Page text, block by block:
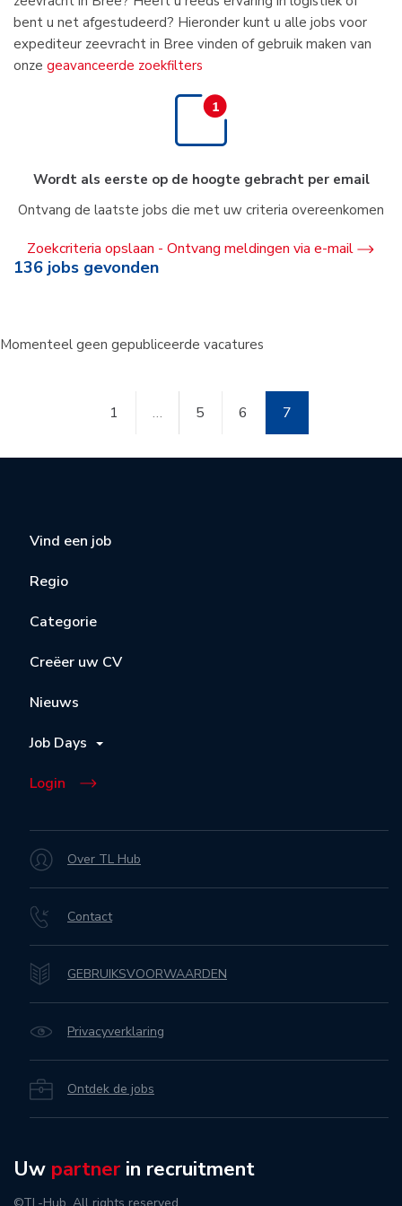
bent u net afgestudeerd? Hieronder kunt u alle jobs voor
expediteur zeevracht in Bree vinden of gebruik maken van
onze geavanceerde zoekfilters
Wordt als eerste op de hoogte gebracht per email
Ontvang de laatste jobs die met uw criteria overeenkomen
Zoekcriteria opslaan - Ontvang meldingen via e-mail
136 jobs gevonden
Momenteel geen gepubliceerde vacatures
1 … 5 6 7
Vind een job
Regio
Categorie
Creëer uw CV
Nieuws
Job Days
Login
Over TL Hub
Contact
GEBRUIKSVOORWAARDEN
Privacyverklaring
Ontdek de jobs
Uw partner in recruitment